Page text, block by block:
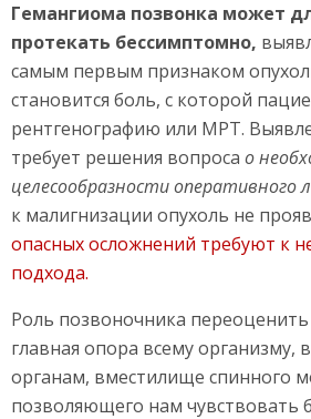
Гемангиома позвонка может
протекать бессимптомно,
самым первым признаком
становится боль, с которой
рентгенографию или МРТ.
требует решения вопроса о
целесообразности оперативного
к малигнизации опухоль не
опасных осложнений требуют к
подхода.
Роль позвоночника
главная опора всему организму,
органам, вместилище спинного
позволяющего нам чувствовать